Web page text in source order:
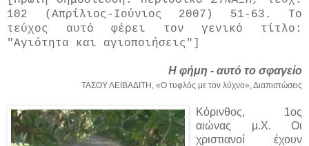
102 (Απρίλιος-Ιούνιος 2007) 51-63. Το
τεύχος αυτό φέρει τον γενικό τίτλο:
"Αγιότητα και αγιοποιήσεις"]
Η φήμη - αυτό το σφαγείο
ΤΑΣΟΥ ΛΕΙΒΑΔΙΤΗ, «Ο τυφλός με τον λύχνο», Διαπιστώσεις
Κόρινθος, 1ος
αιώνας μ.Χ. Οι
χριστιανοί έχουν